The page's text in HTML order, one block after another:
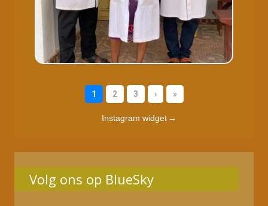
Instagram widget →
Volg ons op BlueSky